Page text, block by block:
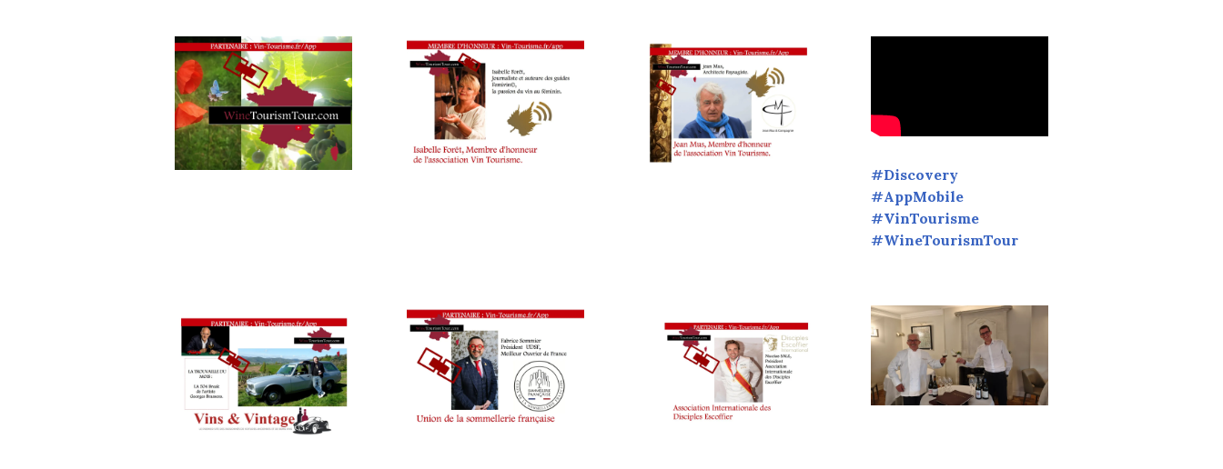
TOURISM
TOUR,
WINETASTINGVOUCHER.COM
MOVIE
WINETASTINGVOUCHER.COM
#Discovery
#AppMobile
#VinTourisme
#WineTourismTour